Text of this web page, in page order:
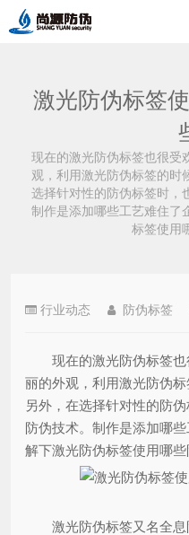
激光防伪标签
现在的激光防伪标签也很受
观，利用激光防伪标签的时
选择针对性的防伪标签时，
制作是添加哪些工艺难住了
标签使用
行业动态 防伪标签
现在的激光防伪标签也
丽的外观，利用激光防伪标
另外，在选择针对性的防
防伪技术。制作是添加哪
解下激光防伪标签使用哪些
激光防伪标签又名全息